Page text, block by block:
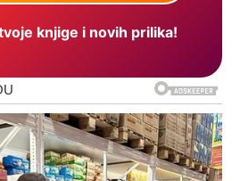
knjige i novih prilika!